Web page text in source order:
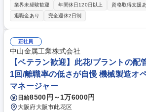
る当社にて、自社工場内機械設備の保全業務をお
の工事作業は発生しません。) 【詳細】 ■生産工程の維持管理業務 ■老朽化
設備、施設の更新 ■設備改変に関する立案・実施
対応となります。総合職採用の為夜間対応は発生
～3回程度となります。 募集職種 【栃木/設備保全】プライム市場上場/実
務未経験可/自社工場内の対応のみ
業界未経験歓迎 年間休日120日以上 資格取得支援
退職金あり
完全週休2日制
正社員
中山金属工業株式会社
【ベテラン歓迎】此花/プラントの配
1回/離職率の低さが自慢 機械製造オ
マネージャー
日給8500円～1万6000円
大阪府大阪市此花区